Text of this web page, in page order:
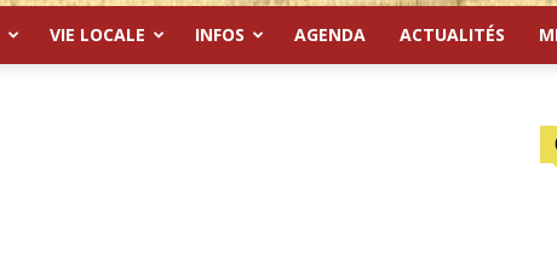
VIE LOCALE INFOS AGENDA ACTUALITÉS